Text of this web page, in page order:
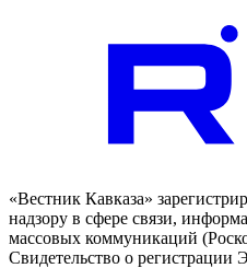
«Вестник Кавказа»
надзору в сфере связи,
массовых коммуникаций
Свидетельство о